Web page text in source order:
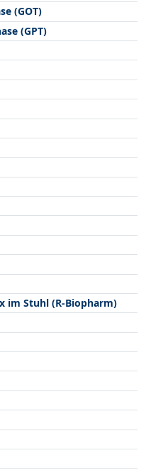
(GOT)
(GPT)
im Stuhl (R-Biopharm)